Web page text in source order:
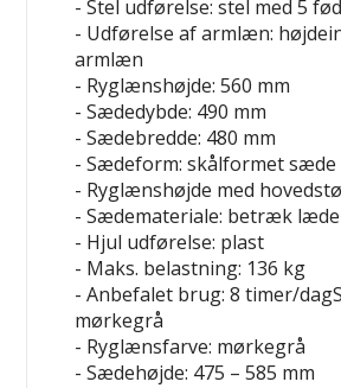
- Stel udførelse: stel med 5
- Udførelse af armlæn:
armlæn
- Ryglænshøjde: 560 mm
- Sædedybde: 490 mm
- Sædebredde: 480 mm
- Sædeform: skålformet sæde
- Ryglænshøjde med
- Sædemateriale: betræk
- Hjul udførelse: plast
- Maks. belastning: 136 kg
- Anbefalet brug: 8 timer/
mørkegrå
- Ryglænsfarve: mørkegrå
- Sædehøjde: 475 – 585 mm